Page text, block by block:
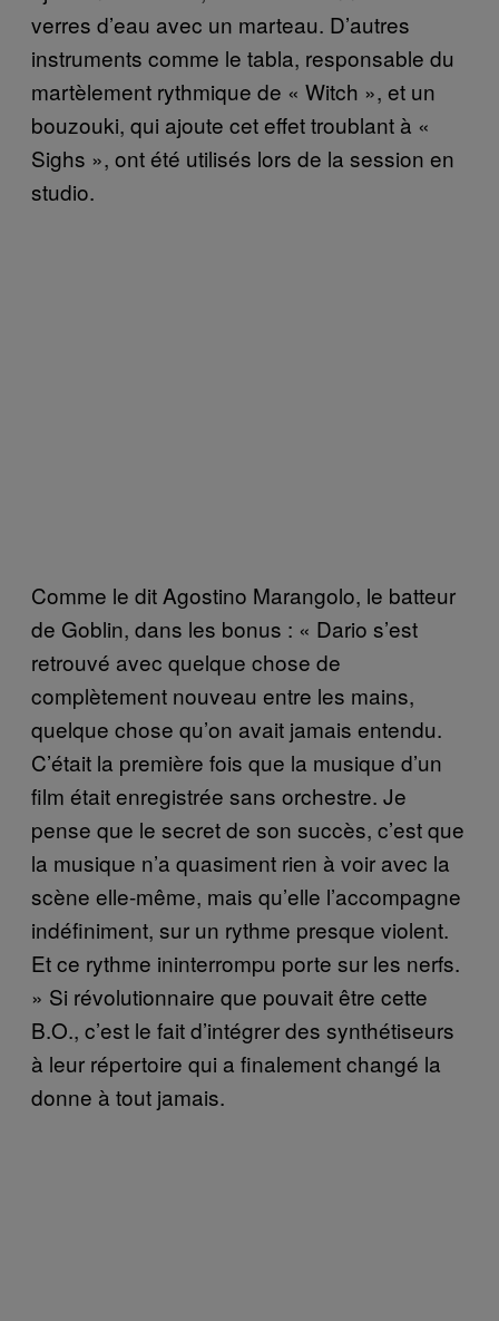
verres d’eau avec un marteau. D’autres
instruments comme le tabla, responsable du
martèlement rythmique de « Witch », et un
bouzouki, qui ajoute cet effet troublant à «
Sighs », ont été utilisés lors de la session en
studio.
Comme le dit Agostino Marangolo, le batteur
de Goblin, dans les bonus : « Dario s’est
retrouvé avec quelque chose de
complètement nouveau entre les mains,
quelque chose qu’on avait jamais entendu.
C’était la première fois que la musique d’un
film était enregistrée sans orchestre. Je
pense que le secret de son succès, c’est que
la musique n’a quasiment rien à voir avec la
scène elle-même, mais qu’elle l’accompagne
indéfiniment, sur un rythme presque violent.
Et ce rythme ininterrompu porte sur les nerfs.
» Si révolutionnaire que pouvait être cette
B.O., c’est le fait d’intégrer des synthétiseurs
à leur répertoire qui a finalement changé la
donne à tout jamais.